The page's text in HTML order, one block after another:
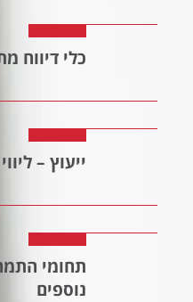
כלי דיווח
ייעוץ –
תחומי
נוספים